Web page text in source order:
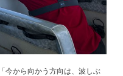
今から向かう方向は、波しぶ